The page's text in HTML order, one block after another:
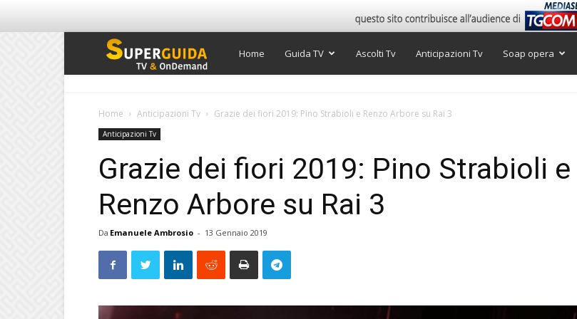
Super
Home Guida TV Ascolti Tv Anticipazioni Tv Soap opera
Home Anticipazioni Tv Grazie dei fiori 2019: Pino Strabioli e Renzo Arbore su Rai 3
Anticipazioni Tv
Grazie dei fiori 2019: Pino Strabioli e
Renzo Arbore su Rai 3
Da Emanuele Ambrosio - 13 Gennaio 2019